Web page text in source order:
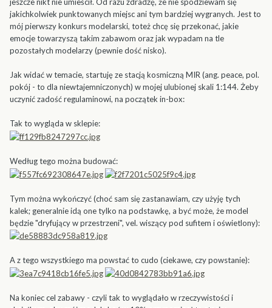
jeszcze nikt nie umieścił. Od razu zdradzę, że nie spodziewam się
jakichkolwiek punktowanych miejsc ani tym bardziej wygranych. Jest to
mój pierwszy konkurs modelarski, toteż chcę się przekonać, jakie
emocje towarzyszą takim zabawom oraz jak wypadam na tle
pozostałych modelarzy (pewnie dość nisko).
Jak widać w temacie, startuję ze stacją kosmiczną MIR (ang. peace, pol.
pokój - to dla niewtajemniczonych) w mojej ulubionej skali 1:144. Żeby
uczynić zadość regulaminowi, na początek in-box:
Tak to wygląda w sklepie:
Według tego można budować:
Tym można wykończyć (choć sam się zastanawiam, czy użyję tych
kalek; generalnie idą one tylko na podstawkę, a być może, że model
będzie "dryfujący w przestrzeni", vel. wiszący pod sufitem i oświetlony):
A z tego wszystkiego ma powstać to cudo (ciekawe, czy powstanie):
Na koniec cel zabawy - czyli tak to wyglądało w rzeczywistości i